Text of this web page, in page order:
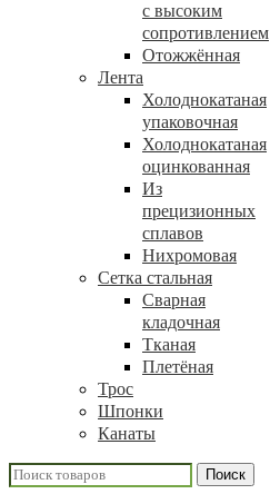
с высоким
сопротивлением
Отожжённая
Лента
Холоднокатаная
упаковочная
Холоднокатаная
оцинкованная
Из
прецизионных
сплавов
Нихромовая
Сетка стальная
Сварная
кладочная
Тканая
Плетёная
Трос
Шпонки
Канаты
Поиск